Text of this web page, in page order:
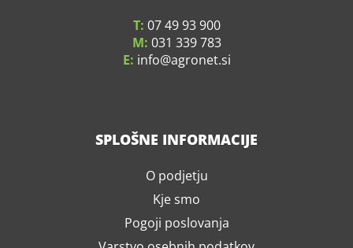
T: 07 49 93 900
M: 031 339 783
E: info agronet.si
SPLOŠNE INFORMACIJE
O podjetju
Kje smo
Pogoji poslovanja